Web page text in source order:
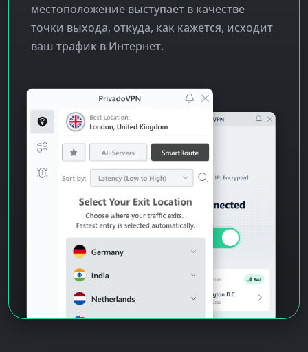
местоположение выступает в качестве
точки выхода, откуда, как кажется, исходит
ваш трафик в Интернет.